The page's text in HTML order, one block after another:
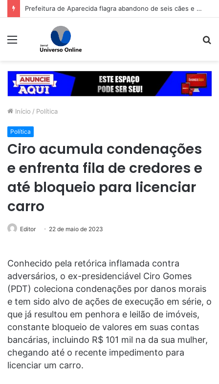
Prefeitura de Aparecida flagra abandono de seis cães e reitera que o ato é crime inafiançável
Menu
Início / Política
Política
Ciro acumula condenações
e enfrenta fila de credores e
até bloqueio para licenciar
carro
Editor 22 de maio de 2023
Conhecido pela retórica inflamada contra
adversários, o ex-presidenciável Ciro Gomes
(PDT) coleciona condenações por danos morais
e tem sido alvo de ações de execução em série, o
que já resultou em penhora e leilão de imóveis,
constante bloqueio de valores em suas contas
bancárias, incluindo R$ 101 mil na da sua mulher,
chegando até o recente impedimento para
licenciar um carro.